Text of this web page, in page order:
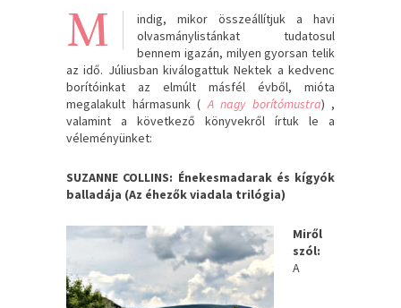
M
indig, mikor összeállítjuk a havi
olvasmánylistánkat tudatosul
bennem igazán, milyen gyorsan telik
az idő. Júliusban kiválogattuk Nektek a kedvenc
borítóinkat az elmúlt másfél évből, mióta
megalakult hármasunk (A nagy borítómustra) ,
valamint a következő könyvekről írtuk le a
véleményünket:
SUZANNE COLLINS: Énekesmadarak ​és kígyók
balladája (Az éhezők viadala trilógia)
Miről
szól:
A